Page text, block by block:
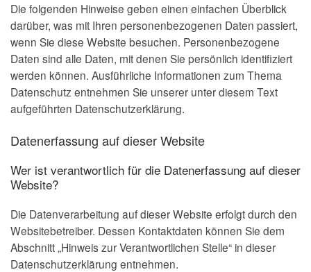
Die folgenden Hinweise geben einen einfachen Überblick
darüber, was mit Ihren personenbezogenen Daten passiert,
wenn Sie diese Website besuchen. Personenbezogene
Daten sind alle Daten, mit denen Sie persönlich identifiziert
werden können. Ausführliche Informationen zum Thema
Datenschutz entnehmen Sie unserer unter diesem Text
aufgeführten Datenschutzerklärung.
Datenerfassung auf dieser Website
Wer ist verantwortlich für die Datenerfassung auf dieser
Website?
Die Datenverarbeitung auf dieser Website erfolgt durch den
Websitebetreiber. Dessen Kontaktdaten können Sie dem
Abschnitt „Hinweis zur Verantwortlichen Stelle“ in dieser
Datenschutzerklärung entnehmen.